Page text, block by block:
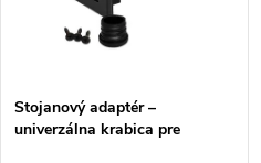
e
s
Stojanový adaptér –
univerzálna krabica pre